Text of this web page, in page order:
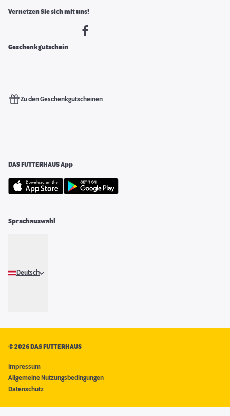
Vernetzen Sie sich mit uns!
Geschenkgutschein
Zu den Geschenkgutscheinen
DAS FUTTERHAUS App
Sprachauswahl
Deutsch
©2026 DAS FUTTERHAUS
Impressum
Allgemeine Nutzungsbedingungen
Datenschutz